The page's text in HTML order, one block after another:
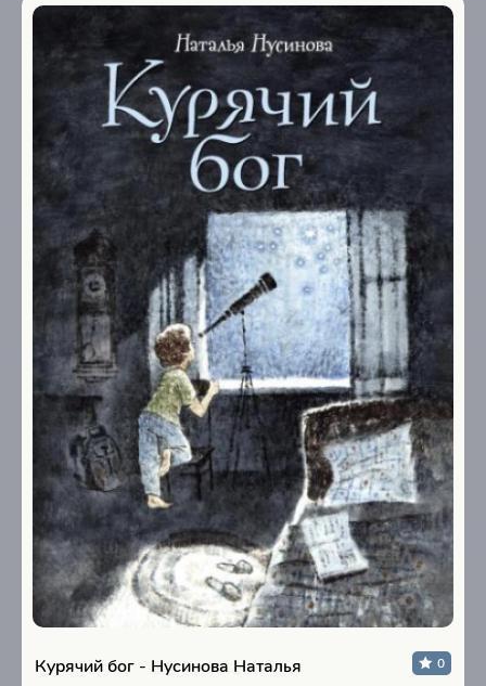
Курячий бог - Нусинова Наталья 0